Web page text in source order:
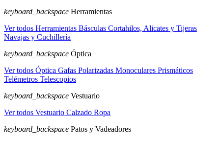
keyboard_backspace Herramientas
Ver todos Herramientas Básculas Cortahilos, Alicates y Tijeras
Navajas y Cuchillería
keyboard_backspace Óptica
Ver todos Óptica Gafas Polarizadas Monoculares Prismáticos
Telémetros Telescopios
keyboard_backspace Vestuario
Ver todos Vestuario Calzado Ropa
keyboard_backspace Patos y Vadeadores